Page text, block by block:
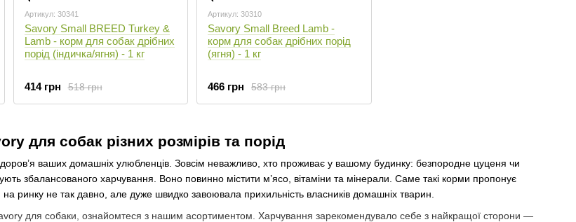
для собак різних розмірів та порід
ваших домашніх улюбленців. Зовсім неважливо, хто проживає у вашому будинку: безпородне цуценя чи
збалансованого харчування. Воно повинно містити м’ясо, вітаміни та мінерали. Саме такі корми пропонує
ринку не так давно, але дуже швидко завоювала прихильність власників домашніх тварин.
для собаки, ознайомтеся з нашим асортиментом. Харчування зарекомендувало себе з найкращої сторони —
Артикул: 30341
Savory Small BREED Turkey &
Lamb - корм для собак дрібних
порід (індичка/ягня) - 1 кг
518 грн
414 грн
Артикул: 30310
Savory Small Breed Lamb -
корм для собак дрібних порід
(ягня) - 1 кг
583 грн
466 грн